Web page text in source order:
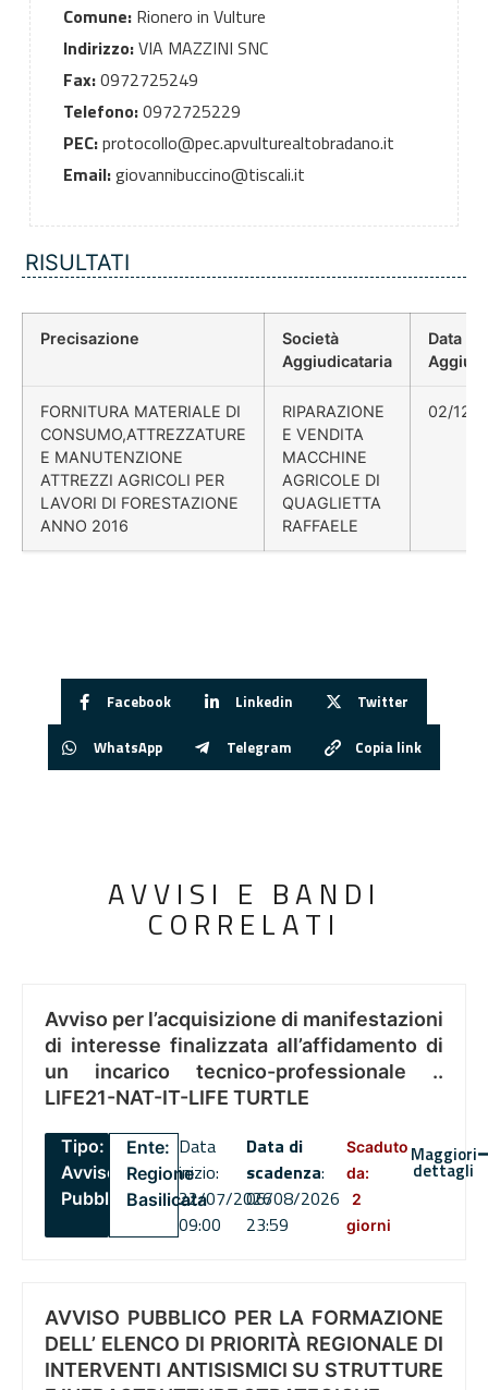
Comune:Rionero in Vulture
Indirizzo:VIA MAZZINI SNC
Fax:0972725249
Telefono:0972725229
PEC:protocollo@pec.apvulturealtobradano.it
Email:giovannibuccino@tiscali.it
RISULTATI
Precisazione
Società
Aggiudicataria
Data
FORNITURA MATERIALE DI
CONSUMO,ATTREZZATURE
E MANUTENZIONE
ATTREZZI AGRICOLI PER
LAVORI DI FORESTAZIONE
ANNO 2016
RIPARAZIONE
E VENDITA
MACCHINE
AGRICOLE DI
QUAGLIETTA
RAFFAELE
02/12/
Facebook Linkedin Twitter
WhatsApp Telegram Copia link
AVVISI E BANDI
CORRELATI
Avviso per l’acquisizione di manifestazioni
di interesse finalizzata all’affidamento di
un incarico tecnico-professionale ..
LIFE21-NAT-IT-LIFE TURTLE
Tipo:
Avviso
Pubblico
Ente:
Regione
Basilicata
Data
inizio:
22/07/2026
09:00
Data di
scadenza:
06/08/2026
23:59
Scaduto
da:
2
giorni
Maggiori
dettagli
AVVISO PUBBLICO PER LA FORMAZIONE
DELL’ ELENCO DI PRIORITÀ REGIONALE DI
INTERVENTI ANTISISMICI SU STRUTTURE